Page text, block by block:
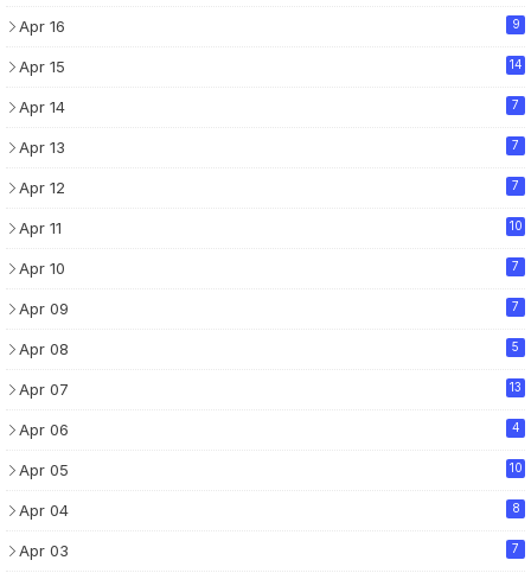
Apr 16 9
Apr 15 14
Apr 14 7
Apr 13 7
Apr 12 7
Apr 11 10
Apr 10 7
Apr 09 7
Apr 08 5
Apr 07 13
Apr 06 4
Apr 05 10
Apr 04 8
Apr 03 7